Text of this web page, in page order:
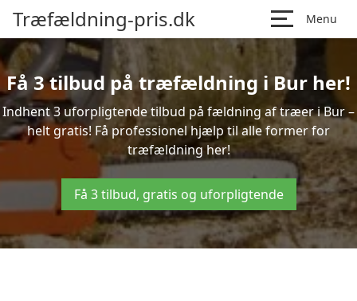
Træfældning-pris.dk Menu
Få 3 tilbud på træfældning i Bur her!
Indhent 3 uforpligtende tilbud på fældning af træer i Bur –
helt gratis! Få professionel hjælp til alle former for
træfældning her!
Få 3 tilbud, gratis og uforpligtende